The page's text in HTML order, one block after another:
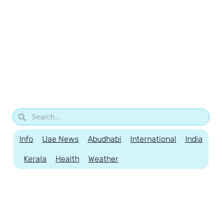
Info Uae News Abudhabi International India
Kerala Health Weather